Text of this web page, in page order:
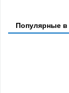
Популярные в